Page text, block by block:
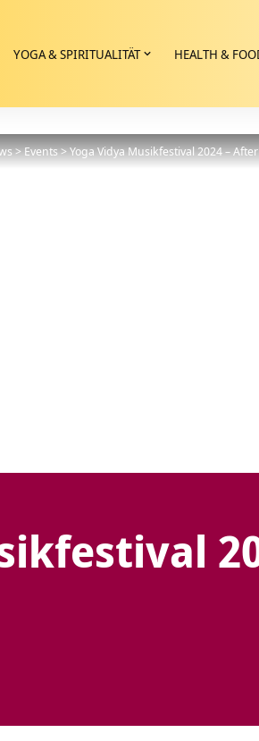
YOGA & SPIRITUALITÄT HEALTH &
>Events>Yoga Vidya Musikfestival 2024 –